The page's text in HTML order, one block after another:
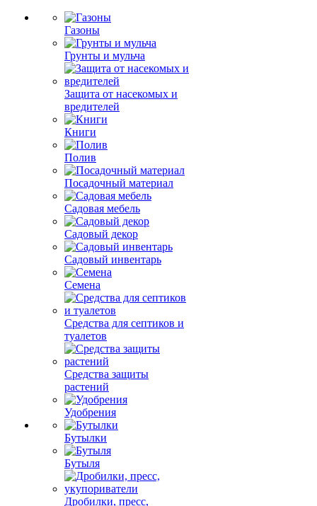
Газоны
Грунты и мульча
Защита от насекомых и
вредителей
Книги
Полив
Посадочный материал
Садовая мебель
Садовый декор
Садовый инвентарь
Семена
Средства для септиков и
туалетов
Средства защиты
растений
Удобрения
Бутылки
Бутыля
Дробилки, пресс,